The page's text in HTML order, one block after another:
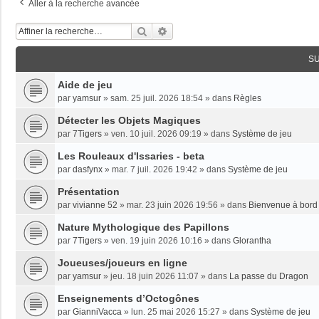
Aller à la recherche avancée
Rechercher
Aide de jeu
par yamsur » sam. 25 juil. 2026 18:54 » dans Règles
Détecter les Objets Magiques
par 7Tigers » ven. 10 juil. 2026 09:19 » dans Système de jeu
Les Rouleaux d'Issaries - beta
par dasfynx » mar. 7 juil. 2026 19:42 » dans Système de jeu
Présentation
par vivianne 52 » mar. 23 juin 2026 19:56 » dans Bienvenue à bord
Nature Mythologique des Papillons
par 7Tigers » ven. 19 juin 2026 10:16 » dans Glorantha
Joueuses/joueurs en ligne
par yamsur » jeu. 18 juin 2026 11:07 » dans La passe du Dragon
Enseignements dʼOctogônes
par GianniVacca » lun. 25 mai 2026 15:27 » dans Système de jeu